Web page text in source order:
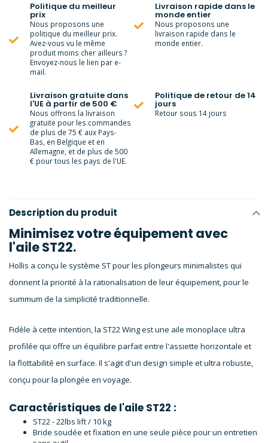
Politique du meilleur
prix
Nous proposons une
politique du meilleur prix.
Avez-vous vu le même
produit moins cher ailleurs ?
Envoyez-nous le lien par e-
mail.
Livraison rapide dans le
monde entier
Nous proposons une
livraison rapide dans le
monde entier.
Livraison gratuite dans
l'UE à partir de 500 €
Nous offrons la livraison
gratuite pour les commandes
de plus de 75 € aux Pays-
Bas, en Belgique et en
Allemagne, et de plus de 500
€ pour tous les pays de l'UE.
Politique de retour de 14
jours
Retour sous 14 jours
Description du produit
Minimisez votre équipement avec
l'aile ST22.
Hollis a conçu le système ST pour les plongeurs minimalistes qui
donnent la priorité à la rationalisation de leur équipement, pour le
summum de la simplicité traditionnelle.
Fidèle à cette intention, la ST22 Wing est une aile monoplace ultra
profilée qui offre un équilibre parfait entre l'assiette horizontale et
la flottabilité en surface. Il s'agit d'un design simple et ultra robuste,
conçu pour la plongée en voyage.
Caractéristiques de l'aile ST22 :
ST22 - 22lbs lift / 10 kg
Bride soudée et fixation en une seule pièce pour un entretien